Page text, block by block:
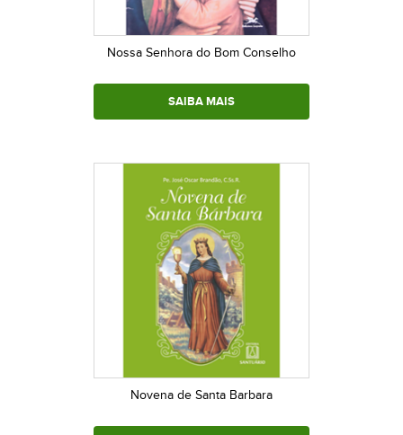
Nossa Senhora do Bom Conselho
SAIBA MAIS
Novena de Santa Barbara